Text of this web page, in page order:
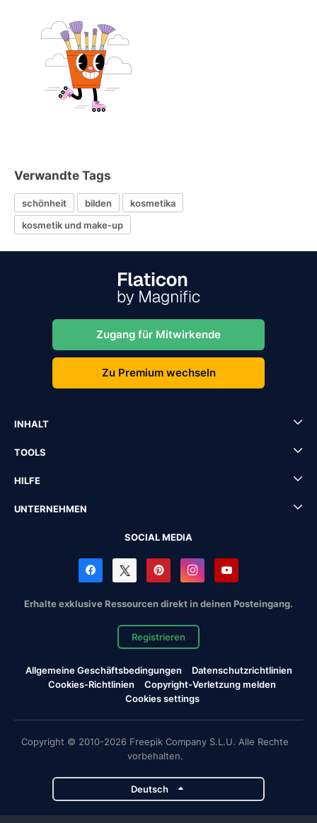
Verwandte Tags
schönheit bilden
kosmetika
kosmetik und make-up
Zugang für Mitwirkende
Zu Premium wechseln
INHALT
TOOLS
HILFE
UNTERNEHMEN
SOCIAL MEDIA
Erhalte exklusive Ressourcen direkt in deinen Posteingang.
Registrieren
Allgemeine Geschäftsbedingungen
Datenschutzrichtlinien
Cookies-Richtlinien
Copyright-Verletzung melden
Cookies settings
Copyright © 2010-2026 Freepik Company S.L.U. Alle Rechte
vorbehalten.
Deutsch